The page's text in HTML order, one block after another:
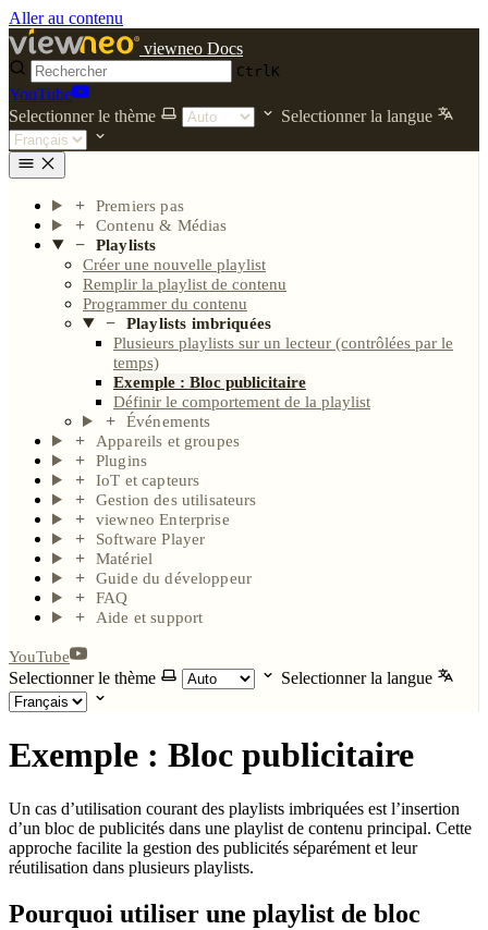
Aller au contenu
viewneo Docs
CtrlK
YouTube
Selectionner le thème
Selectionner la langue
Premiers pas
Contenu & Médias
Playlists
Créer une nouvelle playlist
Remplir la playlist de contenu
Programmer du contenu
Playlists imbriquées
Plusieurs playlists sur un lecteur (contrôlées par le
temps)
Exemple : Bloc publicitaire
Définir le comportement de la playlist
Événements
Appareils et groupes
Plugins
IoT et capteurs
Gestion des utilisateurs
viewneo Enterprise
Software Player
Matériel
Guide du développeur
FAQ
Aide et support
YouTube
Selectionner le thème Selectionner la langue
Exemple : Bloc publicitaire
Un cas d’utilisation courant des playlists imbriquées est l’insertion
d’un bloc de publicités dans une playlist de contenu principal. Cette
approche facilite la gestion des publicités séparément et leur
réutilisation dans plusieurs playlists.
Pourquoi utiliser une playlist de bloc